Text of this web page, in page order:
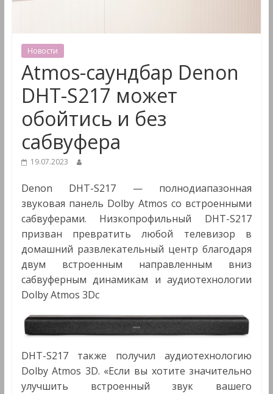
&
Новости
Atmos-cаундбар Denon
DHT-S217 может
обойтись и без
сабвуфера
19.07.2023
Denon DHT-S217 — полнодиапазонная
звуковая панель Dolby Atmos со встроенными
сабвуферами. Низкопрофильный DHT-S217
призван превратить любой телевизор в
домашний развлекательный центр благодаря
двум встроенным направленным вниз
сабвуферным динамикам и аудиотехнологии
Dolby Atmos 3Dс
DHT-S217 также получил аудиотехнологию
Dolby Atmos 3D. «Если вы хотите значительно
улучшить встроенный звук вашего